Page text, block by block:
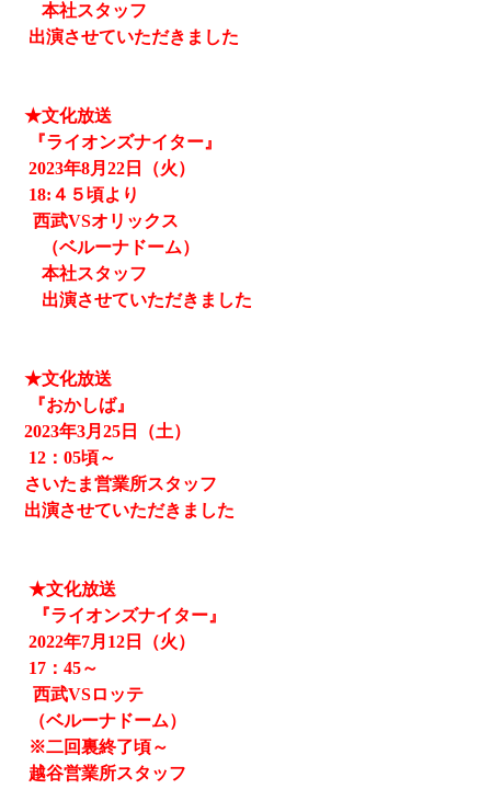
本社スタッフ
出演させていただきました
★文化放送
『ライオンズナイター』
2023年8月22日（火）
18:４５頃より
西武VSオリックス
（ベルーナドーム）
本社スタッフ
出演させていただきました
★文化放送
『おかしば』
2023年3月25日（土）
12 ：05頃～
さいたま営業所スタッフ
出演させていただきました
★文化放送
『ライオンズナイター』
2022年7月 12 日（火）
17 ：45～
西武VSロッテ
（ベルーナドーム）
※二回裏終了頃～
越谷営業所スタッフ